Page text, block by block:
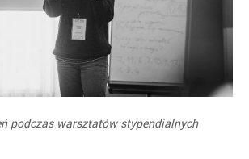
podczas warsztatów stypendialnych